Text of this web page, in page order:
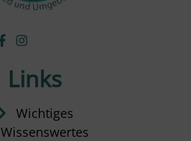
Links
Wichtiges
Wissenswertes